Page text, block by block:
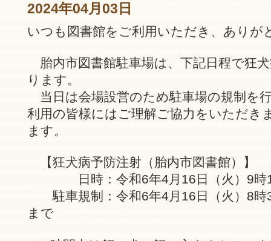
2024年04月03日
いつも図書館をご利用いただき、ありが
胎内市図書館駐車場は、下記日程で狂
ります。
当日は会場設営のため駐車場の規制を
利用の皆様にはご理解ご協力をいただき
ます。
【狂犬病予防注射（胎内市図書館）】
日時：令和6年4月16日（火）9時
駐車規制：令和6年4月16日（火）8時
まで